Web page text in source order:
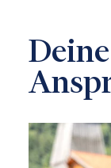
Deine